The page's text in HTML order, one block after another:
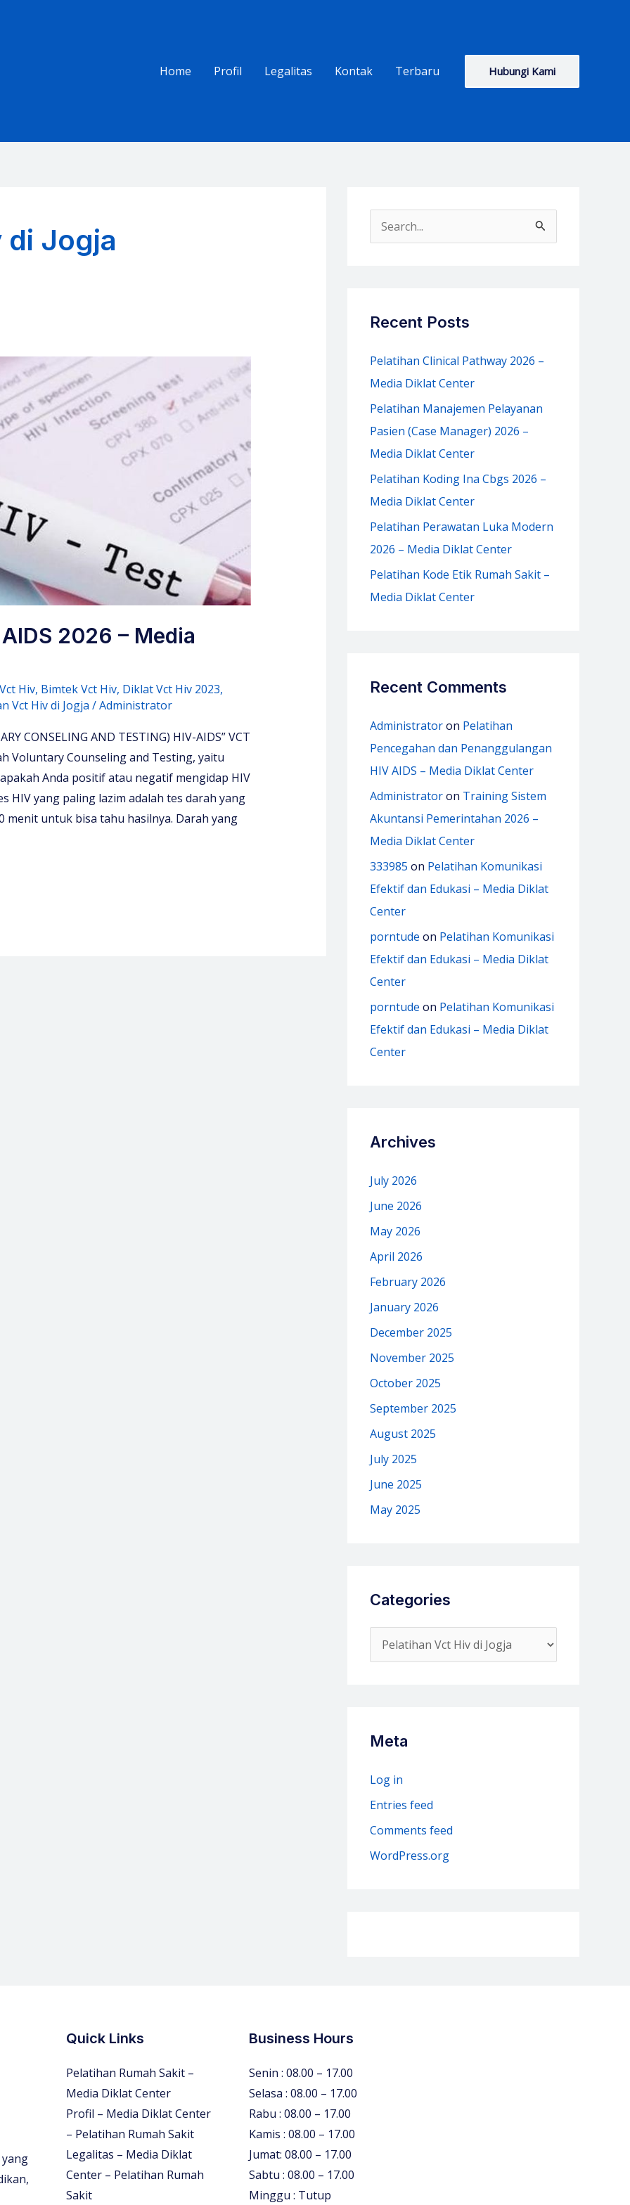
Home
Profil Legalitas Kontak Terbaru Hubungi Kami
di Jogja
2026 – Media
Hiv, Bimtek Vct Hiv, Diklat Vct Hiv 2023,
Vct Hiv di Jogja /Administrator
CONSELING AND TESTING) HIV-AIDS” VCT
Voluntary Counseling and Testing, yaitu
Anda positif atau negatif mengidap HIV
HIV yang paling lazim adalah tes darah yang
menit untuk bisa tahu hasilnya. Darah yang
e
h
f
o
Recent Posts
Pelatihan Clinical Pathway 2026 –
Media Diklat Center
Pelatihan Manajemen Pelayanan
Pasien (Case Manager) 2026 –
Media Diklat Center
Pelatihan Koding Ina Cbgs 2026 –
Media Diklat Center
Pelatihan Perawatan Luka Modern
2026 – Media Diklat Center
Pelatihan Kode Etik Rumah Sakit –
Media Diklat Center
Recent Comments
Administratoron Pelatihan
Pencegahan dan Penanggulangan
HIV AIDS – Media Diklat Center
Administratoron Training Sistem
Akuntansi Pemerintahan 2026 –
Media Diklat Center
333985 on Pelatihan Komunikasi
Efektif dan Edukasi – Media Diklat
Center
porntude on Pelatihan Komunikasi
Efektif dan Edukasi – Media Diklat
Center
porntude on Pelatihan Komunikasi
Efektif dan Edukasi – Media Diklat
Center
Archives
July 2026
June 2026
May 2026
April 2026
February 2026
January 2026
December 2025
November 2025
October 2025
September 2025
August 2025
July 2025
June 2025
May 2025
Categories
a
o
r
Meta
Log in
Entries feed
Comments feed
WordPress.org
Quick Links
Pelatihan Rumah Sakit –
Media Diklat Center
Profil – Media Diklat Center
– Pelatihan Rumah Sakit
Legalitas – Media Diklat
Center – Pelatihan Rumah
Sakit
Business Hours
Senin : 08.00 – 17.00
Selasa : 08.00 – 17.00
Rabu : 08.00 – 17.00
Kamis : 08.00 – 17.00
Jumat: 08.00 – 17.00
Sabtu : 08.00 – 17.00
Minggu : Tutup